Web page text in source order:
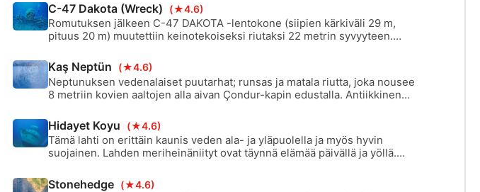
C-47 Dakota (Wreck) (★4.6)
Romutuksen jälkeen C-47 DAKOTA -lentokone (siipien kärkiväli 29 m,
pituus 20 m) muutettiin keinotekoiseksi riutaksi 22 metrin syvyyteen.
Kaş Neptün (★4.6)
Neptunuksen vedenalaiset puutarhat; runsas ja matala riutta, joka nousee
8 metriin kovien aaltojen alla aivan Çondur-kapin edustalla. Antiikkinen
pitkin riutan rannikkopuolta.
Hidayet Koyu (★4.6)
Tämä lahti on erittäin kaunis veden ala- ja yläpuolella ja myös hyvin
suojainen. Lahden meriheinäniityt ovat täynnä elämää päivällä ja yöllä.
niissä on paljon elämää. Syvemmällä on mureenoita ja suurempia kaloja.
Stonehedge (★4.6)